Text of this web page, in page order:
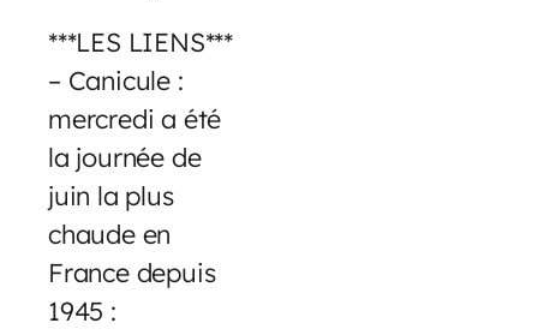
***LES LIENS***
– Canicule :
mercredi a été
la journée de
juin la plus
chaude en
France depuis
1945 :